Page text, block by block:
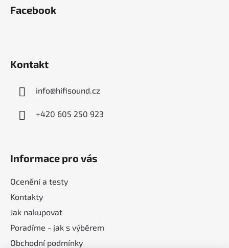
Facebook
Kontakt
info@hifisound.cz
+420 605 250 923
Informace pro vás
Ocenění a testy
Kontakty
Jak nakupovat
Poradíme - jak s výběrem
Obchodní podmínky